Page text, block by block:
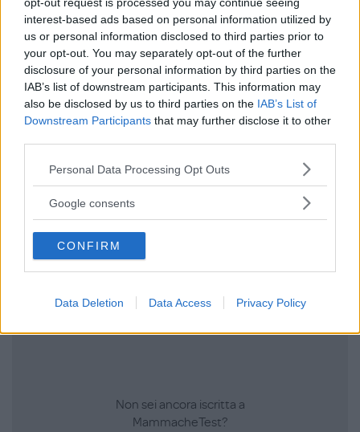
interest-based ads based on personal information utilized by
us or personal information disclosed to third parties prior to
your opt-out. You may separately opt-out of the further
disclosure of your personal information by third parties on the
IAB’s list of downstream participants. This information may
also be disclosed by us to third parties on the IAB’s List of
Downstream Participants that may further disclose it to other
Please note that this website/app uses one or more Google
not limited to your visit or usage behaviour. You may click to
use your data for below specified purposes in below Google
consent section.
Personal Data Processing Opt Outs
Google consents
CONFIRM
Data Deletion Data Access Privacy Policy
Senior Advisor
«Utilissimo, ma un po'
scomodo »
17.09.25
Molti utile, applicazione intuitiva, peccato lo abbia usato
poche volte, perché la mia bimba no...continua a leggere
Guarda tutte le opinioni degli utenti
Scrivi una recensione
Effettua l'accesso per scrivere una recensione
Non sei ancora iscritta a
MammacheTest?